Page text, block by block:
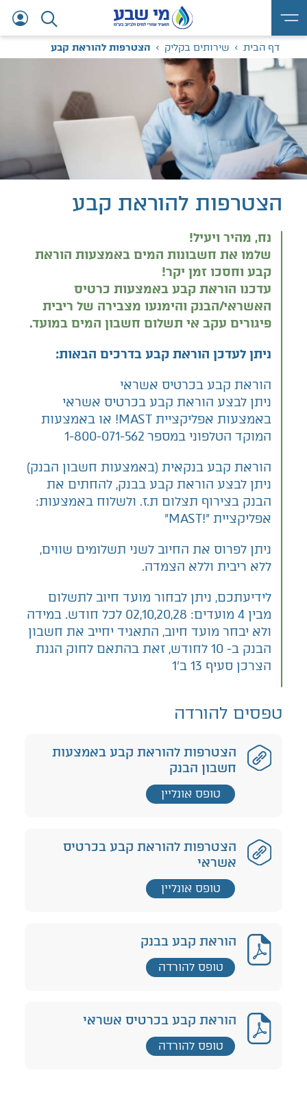
דף הבית שירותים בקליק הצטרפות להוראת קבע
הצטרפות להוראת קבע
נח, מהיר ויעיל!
שלמו את חשבונות המים באמצעות הוראת
קבע וחסכו זמן יקר!
עדכנו הוראת קבע באמצעות כרטיס
האשראי/הבנק והימנעו מצבירה של ריבית
פיגורים עקב אי תשלום חשבון המים במועד.
ניתן לעדכן הוראת קבע בדרכים הבאות:
הוראת קבע בכרטיס אשראי
ניתן לבצע הוראת קבע בכרטיס אשראי
באמצעות אפליקציית MAST! או באמצעות
המוקד הטלפוני במספר 1-800-071-562
הוראת קבע בנקאית (באמצעות חשבון הבנק)
ניתן לבצע הוראת קבע בבנק, להחתים את
הבנק בצירוף תצלום ת.ז. ולשלוח באמצעות:
אפליקציית "!MAST"
ניתן לפרוס את החיוב לשני תשלומים שווים,
ללא ריבית וללא הצמדה.
לידיעתכם, ניתן לבחור מועד חיוב לתשלום
מבין 4 מועדים: 02,10,20,28 לכל חודש. במידה
ולא יבחר מועד חיוב, התאגיד יחייב את חשבון
הבנק ב- 10 לחודש, זאת בהתאם לחוק הגנת
הצרכן סעיף 13 ב'1
טפסים להורדה
הצטרפות להוראת קבע באמצעות
חשבון הבנק
טופס אונליין
הצטרפות להוראת קבע בכרטיס
אשראי
טופס אונליין
הוראת קבע בבנק
טופס להורדה
הוראת קבע בכרטיס אשראי
טופס להורדה